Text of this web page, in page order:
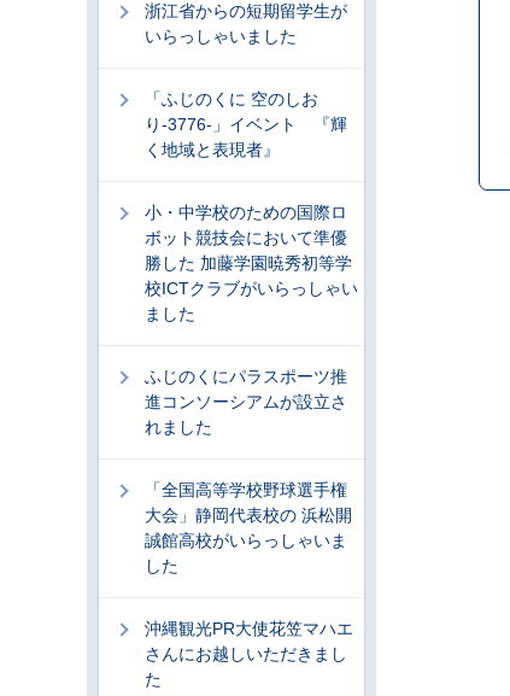
浙江省からの短期留学生が
いらっしゃいました
「ふじのくに 空のしお
り-3776-」イベント 『輝
く地域と表現者』
小・中学校のための国際ロ
ボット競技会において準優
勝した 加藤学園暁秀初等学
校ICTクラブがいらっしゃい
ました
ふじのくにパラスポーツ推
進コンソーシアムが設立さ
れました
「全国高等学校野球選手権
大会」静岡代表校の 浜松開
誠館高校がいらっしゃいま
した
沖縄観光PR大使花笠マハエ
さんにお越しいただきまし
た